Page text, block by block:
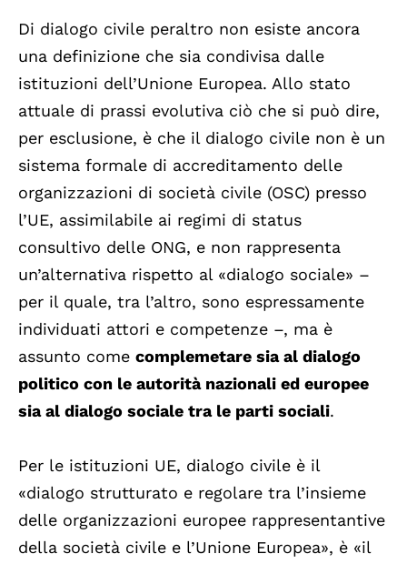
Di dialogo civile peraltro non esiste ancora
una definizione che sia condivisa dalle
istituzioni dell’Unione Europea. Allo stato
attuale di prassi evolutiva ciò che si può dire,
per esclusione, è che il dialogo civile non è un
sistema formale di accreditamento delle
organizzazioni di società civile (OSC) presso
l’UE, assimilabile ai regimi di status
consultivo delle ONG, e non rappresenta
un’alternativa rispetto al «dialogo sociale» –
per il quale, tra l’altro, sono espressamente
individuati attori e competenze –, ma è
assunto come complemetare sia al dialogo
politico con le autorità nazionali ed europee
sia al dialogo sociale tra le parti sociali.
Per le istituzioni UE, dialogo civile è il
«dialogo strutturato e regolare tra l’insieme
delle organizzazioni europee rappresentantive
della società civile e l’Unione Europea», è «il